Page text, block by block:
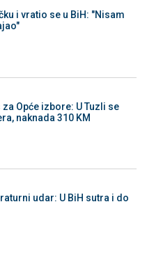
i vratio se u BiH: "Nisam
Opće izbore: U Tuzli se
naknada 310 KM
udar: U BiH sutra i do